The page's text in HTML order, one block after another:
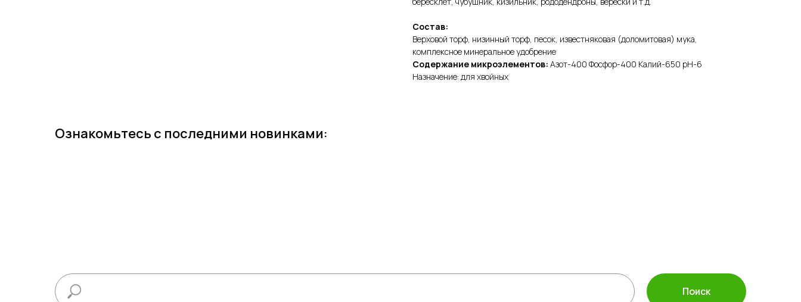
Состав:
Верховой торф, низинный торф, песок, известняковая (доломитовая) мука,
комплексное минеральное удобрение
Содержание микроэлементов: Азот-400 Фосфор-400 Калий-650 pH-6
Назначение: для хвойных
Ознакомьтесь с последними новинками:
Поиск
Кактусы и суккуленты